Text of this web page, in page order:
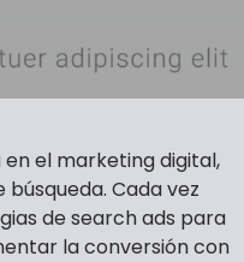
el marketing digital,
Cada vez
de search ads para
la conversión con